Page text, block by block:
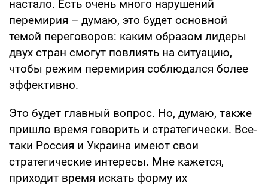
настало. Есть очень много нарушений
перемирия – думаю, это будет основной
темой переговоров: каким образом лидеры
двух стран смогут повлиять на ситуацию,
чтобы режим перемирия соблюдался более
эффективно.
Это будет главный вопрос. Но, думаю, также
пришло время говорить и стратегически. Все-
таки Россия и Украина имеют свои
стратегические интересы. Мне кажется,
приходит время искать форму их